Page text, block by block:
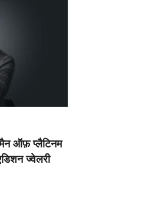
ऑफ़ प्लैटिनम
ज्वेलरी